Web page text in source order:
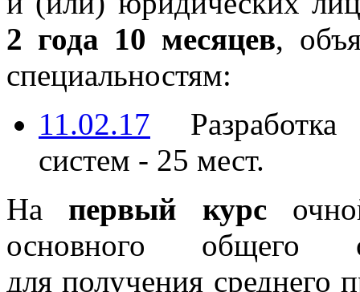
2 года 10 месяцев,
специальностям:
11.02.17
систем - 25 мест.
На первый курс
основного общего
для получения среднего